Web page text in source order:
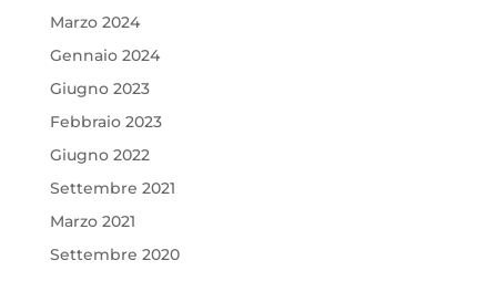
Marzo 2024
Gennaio 2024
Giugno 2023
Febbraio 2023
Giugno 2022
Settembre 2021
Marzo 2021
Settembre 2020